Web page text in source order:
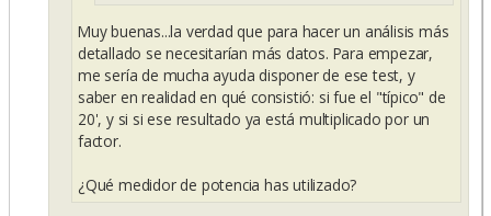
Muy buenas...la verdad que para hacer un análisis más
detallado se necesitarían más datos. Para empezar,
me sería de mucha ayuda disponer de ese test, y
saber en realidad en qué consistió: si fue el "típico" de
20', y si si ese resultado ya está multiplicado por un
factor.
¿Qué medidor de potencia has utilizado?